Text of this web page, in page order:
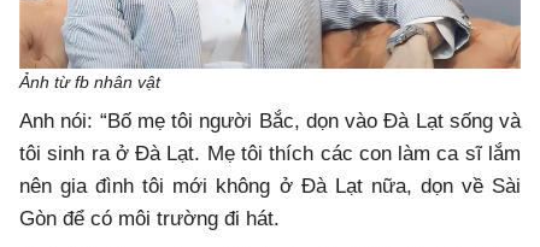
Ảnh từ fb nhân vật
Anh nói: “Bố mẹ tôi người Bắc, dọn vào Đà Lạt sống và
tôi sinh ra ở Đà Lạt. Mẹ tôi thích các con làm ca sĩ lắm
nên gia đình tôi mới không ở Đà Lạt nữa, dọn về Sài
Gòn để có môi trường đi hát.